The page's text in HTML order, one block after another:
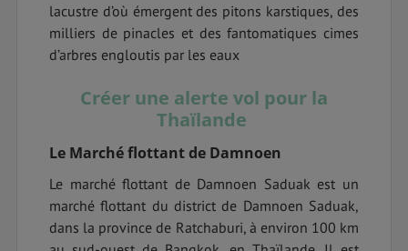
lacustre d’où émergent des pitons karstiques, des
milliers de pinacles et des fantomatiques cimes
d’arbres engloutis par les eaux
Créer une alerte vol pour la
Thaïlande
Le Marché flottant de Damnoen
Le marché flottant de Damnoen Saduak est un
marché flottant du district de Damnoen Saduak,
dans la province de Ratchaburi, à environ 100 km